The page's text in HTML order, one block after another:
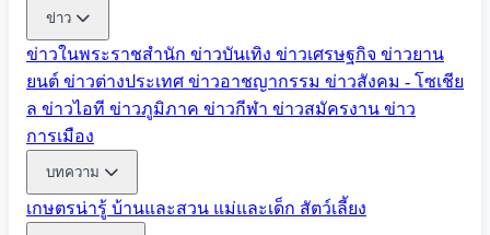
ข่าว
ข่าวในพระราชสำนัก ข่าวบันเทิง ข่าวเศรษฐกิจ ข่าวยาน
ยนต์ ข่าวต่างประเทศ ข่าวอาชญากรรม ข่าวสังคม - โซเชีย
ล ข่าวไอที ข่าวภูมิภาค ข่าวกีฬา ข่าวสมัครงาน ข่าว
การเมือง
บทความ
เกษตรน่ารู้ บ้านและสวน แม่และเด็ก สัตว์เลี้ยง